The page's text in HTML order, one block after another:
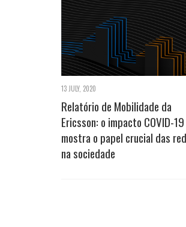
13 JULY, 2020
Relatório de Mobilidade da
Ericsson: o impacto COVID-19
mostra o papel crucial das
na sociedade